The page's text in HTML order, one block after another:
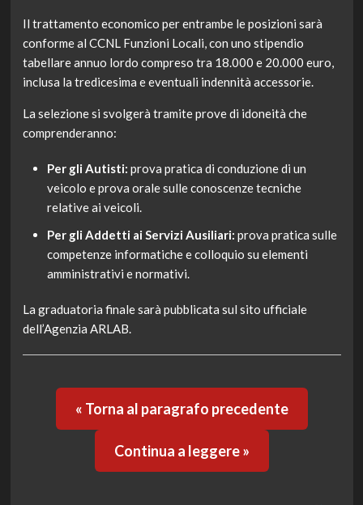
Il trattamento economico per entrambe le posizioni sarà
conforme al CCNL Funzioni Locali, con uno stipendio
tabellare annuo lordo compreso tra 18.000 e 20.000 euro,
inclusa la tredicesima e eventuali indennità accessorie.
La selezione si svolgerà tramite prove di idoneità che
comprenderanno:
Per gli Autisti: prova pratica di conduzione di un
veicolo e prova orale sulle conoscenze tecniche
relative ai veicoli.
Per gli Addetti ai Servizi Ausiliari: prova pratica sulle
competenze informatiche e colloquio su elementi
amministrativi e normativi.
La graduatoria finale sarà pubblicata sul sito ufficiale
dell’Agenzia ARLAB.
« Torna al paragrafo precedente
Continua a leggere »